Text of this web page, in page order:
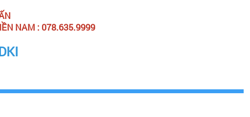
NAM : 078.635.9999